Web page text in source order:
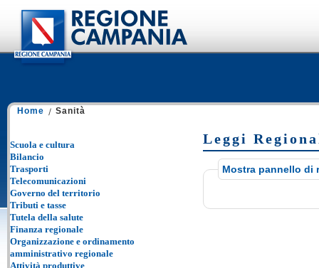
Home Sanità
Leggi
Mostra pannello di
Scuola e cultura
Bilancio
Trasporti
Telecomunicazioni
Governo del territorio
Tributi e tasse
Tutela della salute
Finanza regionale
Organizzazione e ordinamento
amministrativo regionale
Attività produttive